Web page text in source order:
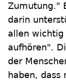
Zumutung."
darin
allen wichtig
aufhören".
der
haben,